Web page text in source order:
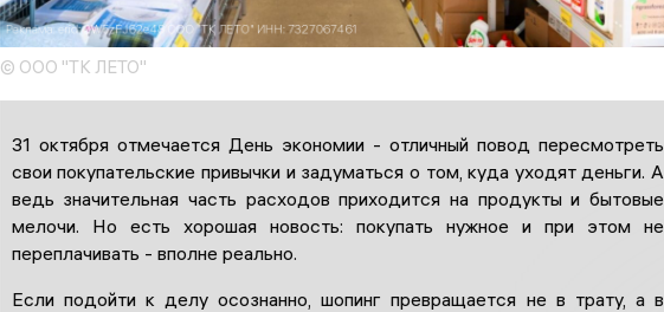
© ООО "ТК ЛЕТО"
31 октября отмечается День экономии - отличный повод пересмотреть
свои покупательские привычки и задуматься о том, куда уходят деньги. А
ведь значительная часть расходов приходится на продукты и бытовые
мелочи. Но есть хорошая новость: покупать нужное и при этом не
переплачивать - вполне реально.
Если подойти к делу осознанно, шопинг превращается не в трату, а в